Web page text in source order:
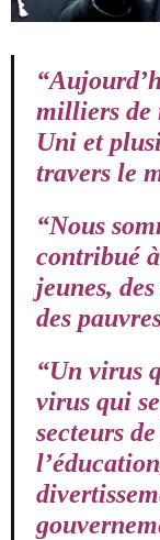
milliers de
Uni et
travers le
“Nous
contribué
jeunes,
des
“Un virus
virus qui
secteurs